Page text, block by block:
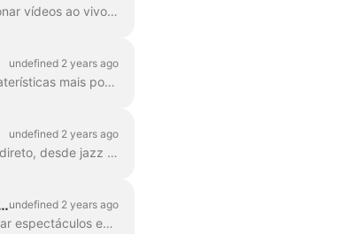
Com o Wave.video, é possível criar vários recursos para agendar, promover, hospedar e redirecionar vídeos ao vivo com eficiência. Uma miniatura de vídeo é um elemento essencial...
undefined 2 years ago
A marca de vídeos com estilos de texto especiais e componentes personalizáveis é uma das caraterísticas mais populares da ferramenta de edição Wave.video. Se quiseres...
undefined 2 years ago
Com o Wave.video Streaming, pode adicionar facilmente música de fundo à sua transmissão em direto, desde jazz descontraído a música eletrónica energética. Dentro da transmissão...
animados para transmissões em diretoundefined 2 years ago
O Wave.video apoia os streamers em direto, fornecendo-lhes tudo o que é necessário para realizar espectáculos em direto memoráveis. Com o editor do Wave.video, pode ...